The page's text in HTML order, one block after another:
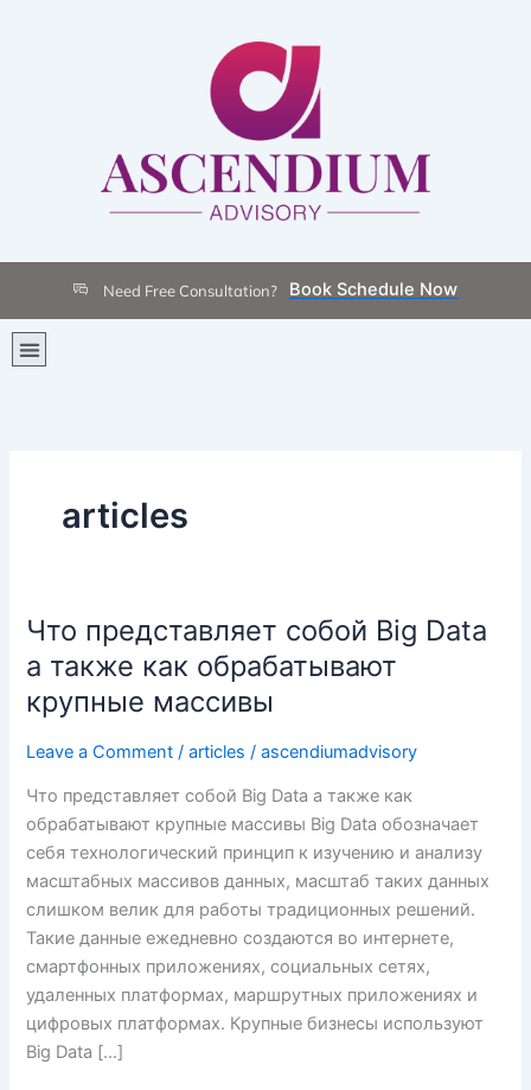
Need Free Consultation? Book Schedule Now
Menu
articles
Что представляет собой Big Data
а также как обрабатывают
крупные массивы
Leave a Comment /articles /ascendiumadvisory
Что представляет собой Big Data а также как
обрабатывают крупные массивы Big Data обозначает
себя технологический принцип к изучению и анализу
масштабных массивов данных, масштаб таких данных
слишком велик для работы традиционных решений.
Такие данные ежедневно создаются во интернете,
смартфонных приложениях, социальных сетях,
удаленных платформах, маршрутных приложениях и
цифровых платформах. Крупные бизнесы используют
Big Data […]
Что
собой
Big
Data
также
как
обрабатывают
крупные
массивы